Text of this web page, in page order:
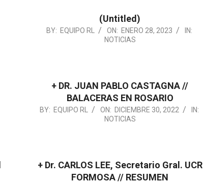
(Untitled)
2023-
BY: EQUIPO RL ON: ENERO 28, 2023
IN:
NOTICIAS
+ DR. JUAN PABLO CASTAGNA //
BALACERAS EN ROSARIO
2022-
BY: EQUIPO RL ON: DICIEMBRE 30, 2022
IN:
NOTICIAS
+ Dr. CARLOS LEE, Secretario Gral. UCR
FORMOSA // RESUMEN